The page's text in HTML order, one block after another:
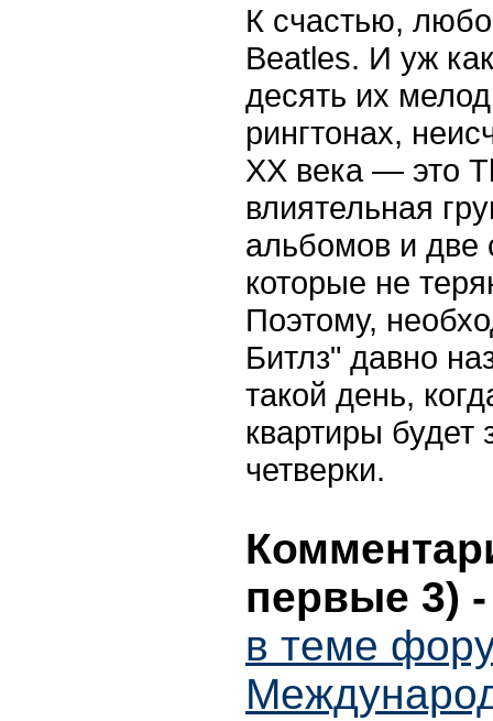
К счастью,
Beatles. И уж
десять их
рингтонах,
XX века — это
влиятельная
альбомов и две
которые не
Поэтому,
Битлз" давно
такой день,
квартиры будет
четверки.
первые 3)
в теме